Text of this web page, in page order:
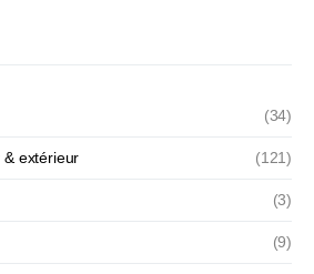
(34)
extérieur (121)
(3)
(9)